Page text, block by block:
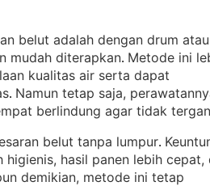
belut adalah dengan drum atau
mudah diterapkan. Metode ini
kualitas air serta dapat
. Namun tetap saja,
berlindung agar tidak
belut tanpa lumpur.
hasil panen lebih cepat,
demikian, metode ini tetap